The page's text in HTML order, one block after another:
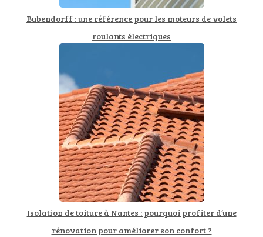
Bubendorff : une référence pour les moteurs de volets
roulants électriques
Isolation de toiture à Nantes : pourquoi profiter d’une
rénovation pour améliorer son confort ?